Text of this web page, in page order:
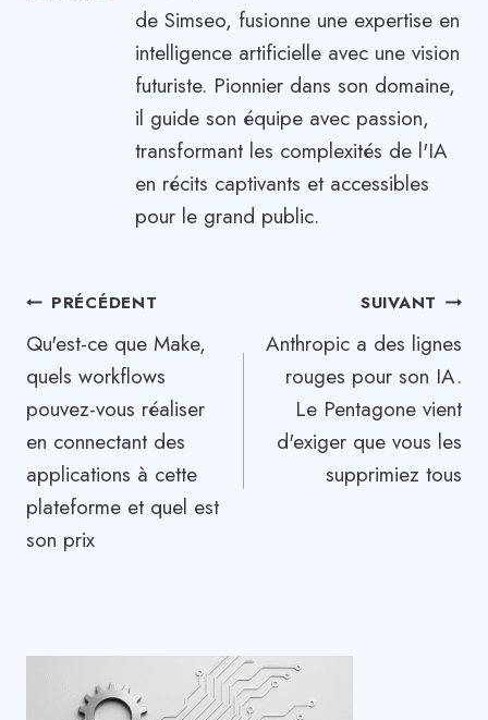
de Simseo, fusionne une expertise en
intelligence artificielle avec une vision
futuriste. Pionnier dans son domaine,
il guide son équipe avec passion,
transformant les complexités de l'IA
en récits captivants et accessibles
pour le grand public.
Navigation
de
l’article
PRÉCÉDENT
Qu'est-ce que Make,
quels workflows
pouvez-vous réaliser
en connectant des
applications à cette
plateforme et quel est
son prix
SUIVANT
Anthropic a des lignes
rouges pour son IA.
Le Pentagone vient
d'exiger que vous les
supprimiez tous